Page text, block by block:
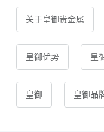
关于皇御贵金属
皇御优势 皇
皇御 皇御品